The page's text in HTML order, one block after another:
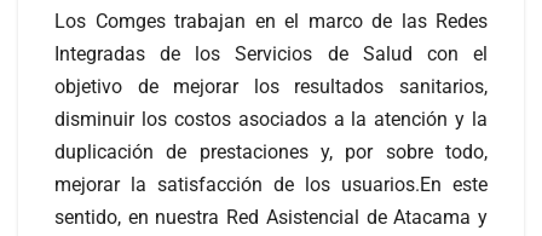
Los Comges trabajan en el marco de las Redes
Integradas de los Servicios de Salud con el
objetivo de mejorar los resultados sanitarios,
disminuir los costos asociados a la atención y la
duplicación de prestaciones y, por sobre todo,
mejorar la satisfacción de los usuarios.En este
sentido, en nuestra Red Asistencial de Atacama y